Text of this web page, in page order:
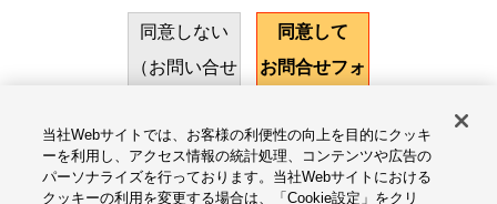
同意しない
（お問い合せ
同意して
お問合せフォ
サイトのご利用にあたって
当社Webサイトでは、お客様の利便性の向上を目的にクッキ
ーを利用し、アクセス情報の統計処理、コンテンツや広告の
パーソナライズを行っております。当社Webサイトにおける
クッキーの利用を変更する場合は、「Cookie設定」をクリ